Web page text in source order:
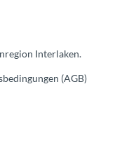
Interlaken.
(AGB)